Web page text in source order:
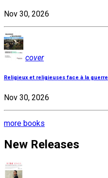
Nov 30, 2026
cover
Religieux et religieuses face à la guerre
Nov 30, 2026
more books
New Releases